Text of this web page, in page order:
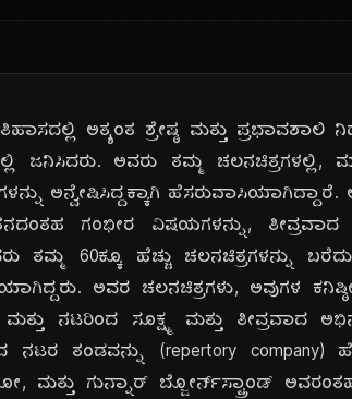
ಅತ್ಯಂತ ಶ್ರೇಷ್ಠ ಮತ್ತು ಪ್ರಭಾವಶಾಲಿ
ಜನಿಸಿದರು. ಅವರು ತಮ್ಮ ಚಲನಚಿತ್ರಗಳಲ್ಲಿ,
ಅನ್ವೇಷಿಸಿದ್ದಕ್ಕಾಗಿ ಹೆಸರುವಾಸಿಯಾಗಿದ್ದಾರೆ.
ಗಂಭೀರ ವಿಷಯಗಳನ್ನು,
ತಮ್ಮ 60ಕ್ಕೂ ಹೆಚ್ಚು ಚಲನಚಿತ್ರಗಳನ್ನು
ಅವರ ಚಲನಚಿತ್ರಗಳು, ಅವುಗಳ
ನಟರಿಂದ ಸೂಕ್ಷ್ಮ ಮತ್ತು ತೀವ್ರವಾದ
ನಟರ ತಂಡವನ್ನು (repertory company)
ಗುನ್ನಾರ್ ಬ್ಜೋರ್ನ್‌ಸ್ಟ್ರಾಂಡ್ ಅವರಂತಹ